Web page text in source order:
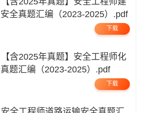
全真题汇编（2023-2025）.pdf
下载
题汇编（2023-2025）.pdf
下载